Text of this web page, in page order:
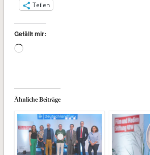
Teilen
Gefällt mir:
Wird
Ähnliche Beiträge